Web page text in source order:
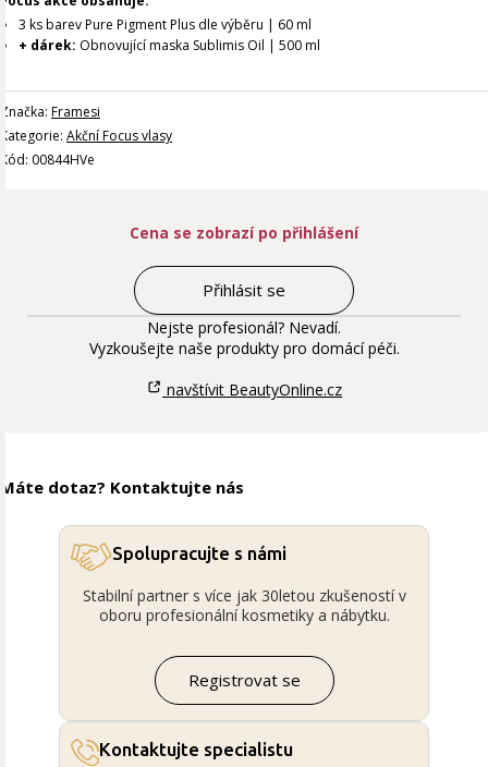
3 ks barev Pure Pigment Plus dle výběru | 60 ml
+ dárek: Obnovující maska Sublimis Oil | 500 ml
Značka: Framesi
Kategorie: Akční Focus vlasy
Kód: 00844HVe
Cena se zobrazí po přihlášení
Přihlásit se
Nejste profesionál? Nevadí.
Vyzkoušejte naše produkty pro domácí péči.
navštívit BeautyOnline.cz
Máte dotaz? Kontaktujte nás
Spolupracujte s námi
Stabilní partner s více jak 30letou zkušeností v
oboru profesionální kosmetiky a nábytku.
Registrovat se
Kontaktujte specialistu